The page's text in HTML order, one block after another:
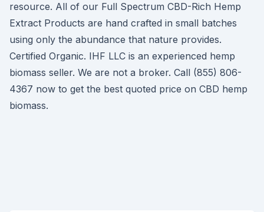
resource. All of our Full Spectrum CBD-Rich Hemp
Extract Products are hand crafted in small batches
using only the abundance that nature provides.
Certified Organic. IHF LLC is an experienced hemp
biomass seller. We are not a broker. Call (855) 806-
4367 now to get the best quoted price on CBD hemp
biomass.